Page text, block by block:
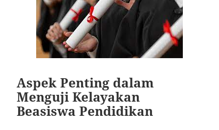
Aspek Penting dalam
Menguji Kelayakan
Beasiswa Pendidikan